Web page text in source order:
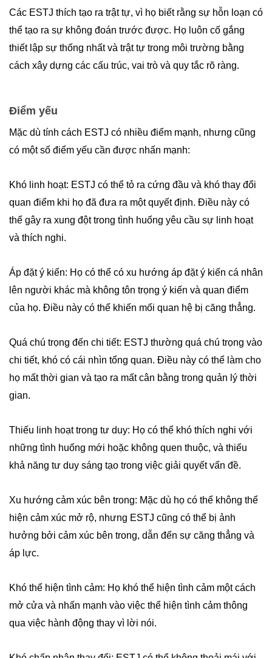
Các ESTJ thích tạo ra trật tự, vì họ biết rằng sự hỗn loạn có
thể tạo ra sự không đoán trước được. Họ luôn cố gắng
thiết lập sự thống nhất và trật tự trong môi trường bằng
cách xây dựng các cấu trúc, vai trò và quy tắc rõ ràng.
Điểm yếu
Mặc dù tính cách ESTJ có nhiều điểm mạnh, nhưng cũng
có một số điểm yếu cần được nhấn mạnh:
Khó linh hoạt: ESTJ có thể tỏ ra cứng đầu và khó thay đổi
quan điểm khi họ đã đưa ra một quyết định. Điều này có
thể gây ra xung đột trong tình huống yêu cầu sự linh hoạt
và thích nghi.
Áp đặt ý kiến: Họ có thể có xu hướng áp đặt ý kiến cá nhân
lên người khác mà không tôn trọng ý kiến và quan điểm
của họ. Điều này có thể khiến mối quan hệ bị căng thẳng.
Quá chú trọng đến chi tiết: ESTJ thường quá chú trọng vào
chi tiết, khó có cái nhìn tổng quan. Điều này có thể làm cho
họ mất thời gian và tạo ra mất cân bằng trong quản lý thời
gian.
Thiếu linh hoạt trong tư duy: Họ có thể khó thích nghi với
những tình huống mới hoặc không quen thuộc, và thiếu
khả năng tư duy sáng tạo trong việc giải quyết vấn đề.
Xu hướng cảm xúc bên trong: Mặc dù họ có thể không thể
hiện cảm xúc mở rộ, nhưng ESTJ cũng có thể bị ảnh
hưởng bởi cảm xúc bên trong, dẫn đến sự căng thẳng và
áp lực.
Khó thể hiện tình cảm: Họ khó thể hiện tình cảm một cách
mở cửa và nhấn mạnh vào việc thể hiện tình cảm thông
qua việc hành động thay vì lời nói.